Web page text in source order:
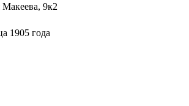
Макеева, 9к2
1905 года